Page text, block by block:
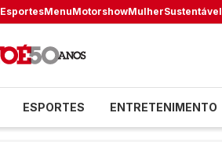
EsportesMenuMotorshowMulherSustentável
ESPORTES ENTRETENIMENTO